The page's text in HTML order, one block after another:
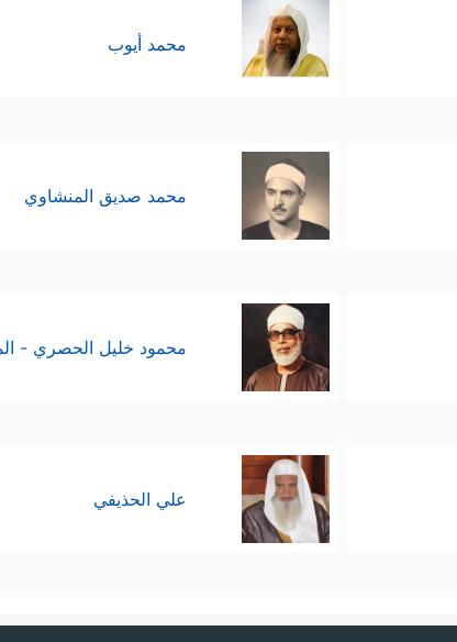
محمد أيوب
محمد صديق المنشاوي
محمود خليل الحصري -
علي الحذيفي